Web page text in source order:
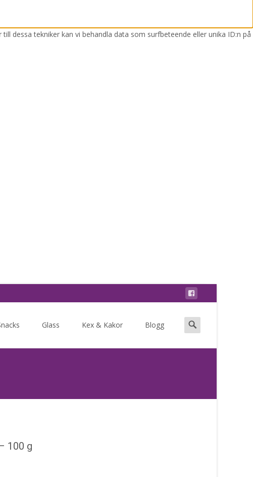
dessa tekniker kan vi behandla data som surfbeteende eller unika ID:n på
Glass Kex & Kakor Blogg
Search
for:
100 g